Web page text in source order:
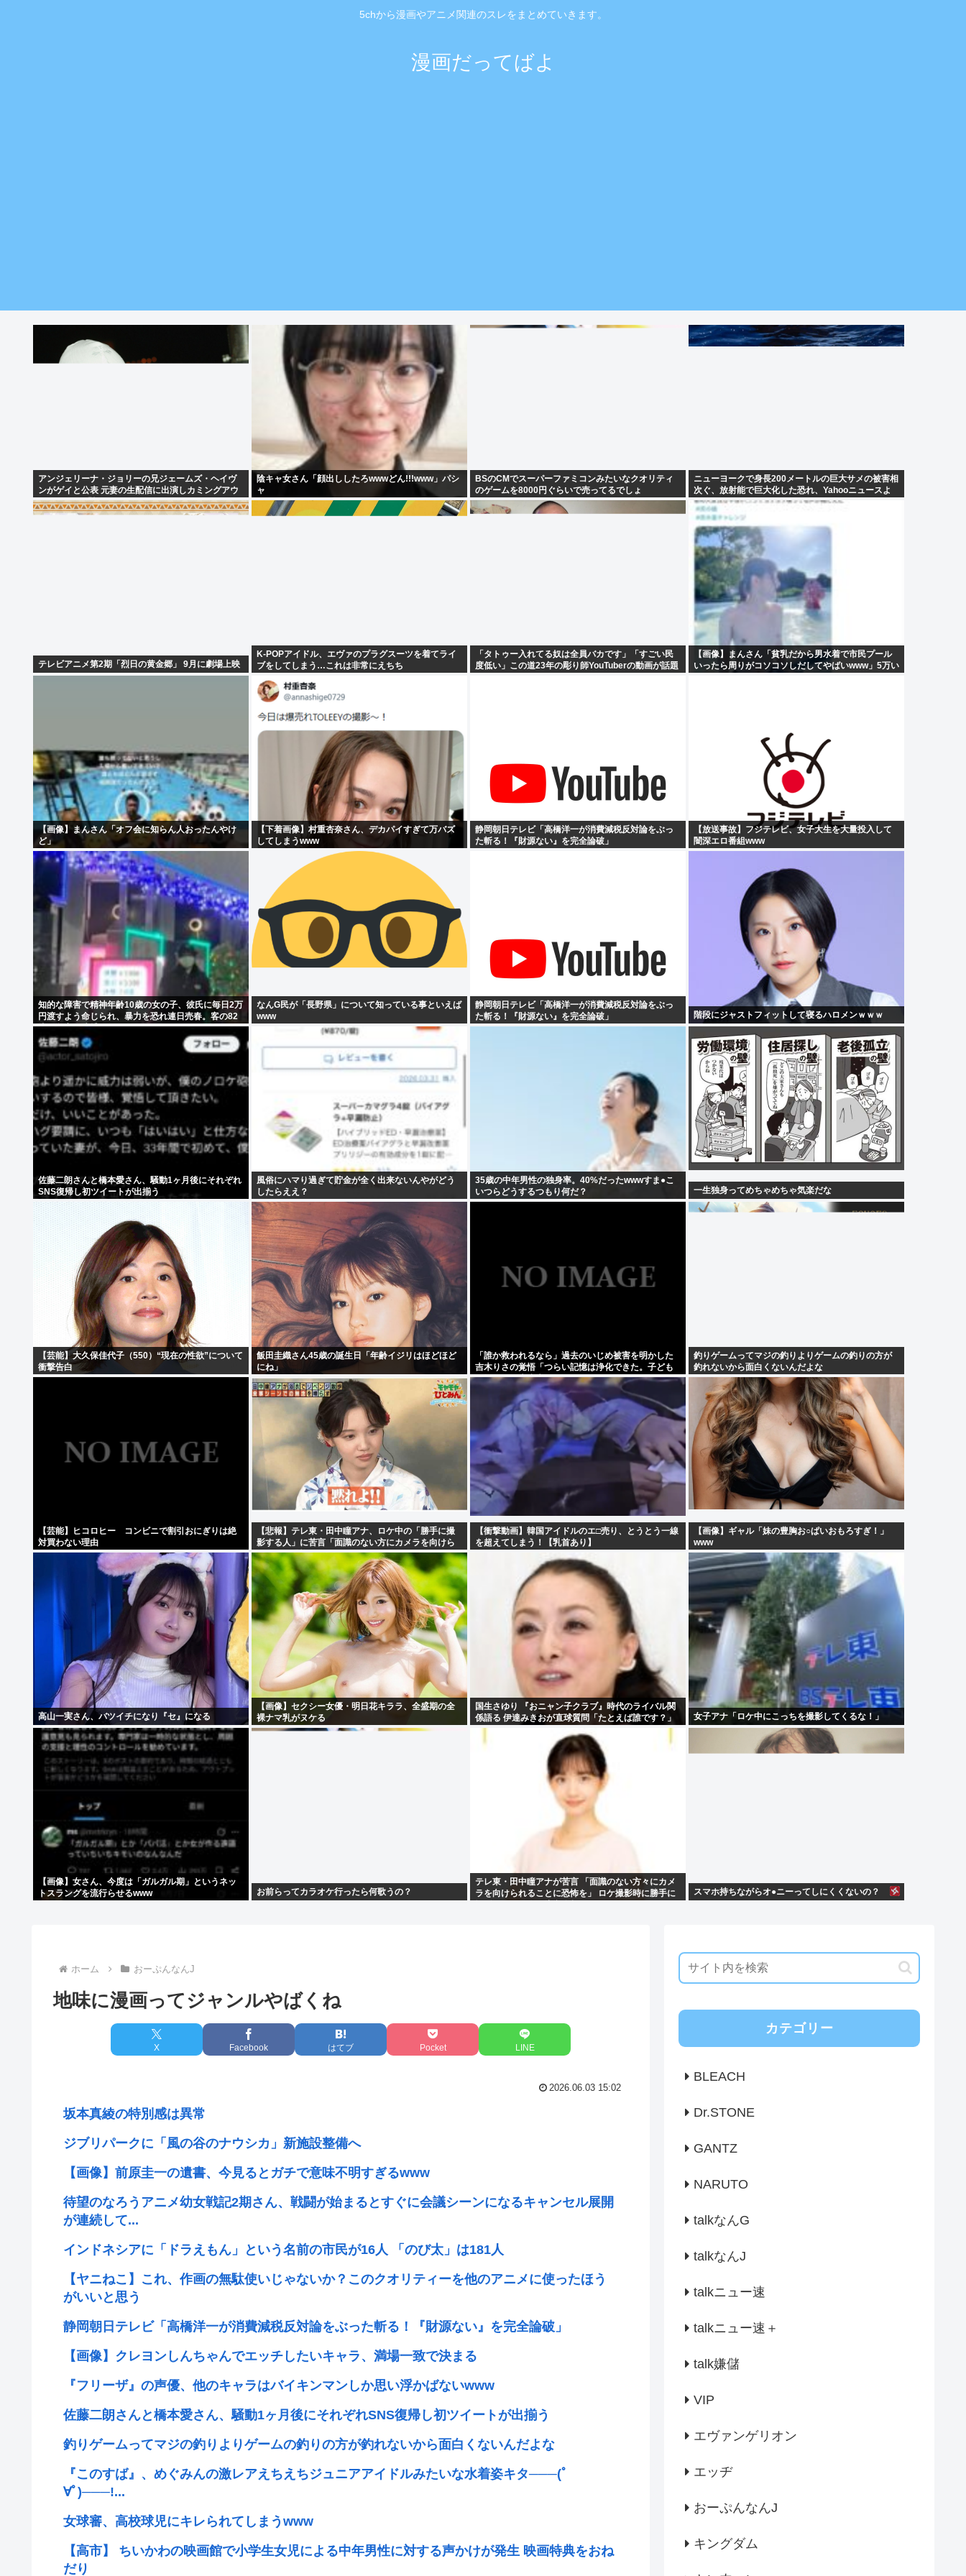
5chから漫画やアニメ関連のスレをまとめていきます。
漫画だってばよ
アンジェリーナ・ジョリーの兄ジェームズ・ヘイヴ
ンがゲイと公表 元妻の生配信に出演しカミングアウ
ト ヤフコメ「顔見ればわかる」
陰キャ女さん「顔出ししたろwwwどん!!!www」パシ
ャ
BSのCMでスーパーファミコンみたいなクオリティ
のゲームを8000円ぐらいで売ってるでしょ
ニューヨークで身長200メートルの巨大サメの被害相
次ぐ、放射能で巨大化した恐れ、Yahooニュースよ
り
テレビアニメ第2期「烈日の黄金郷」 9月に劇場上映
K-POPアイドル、エヴァのプラグスーツを着てライ
ブをしてしまう…これは非常にえちち
「タトゥー入れてる奴は全員バカです」「すごい民
度低い」この道23年の彫り師YouTuberの動画が話題
【画像】まんさん「貧乳だから男水着で市民プール
いったら周りがコソコソしだしてやばいwww」5万い
【画像】まんさん「オフ会に知らん人おったんやけ
ど」
【下着画像】村重杏奈さん、デカパイすぎて万バズ
してしまうwww
静岡朝日テレビ「高橋洋一が消費減税反対論をぶっ
た斬る！『財源ない』を完全論破」
【放送事故】フジテレビ、女子大生を大量投入して
闇深エロ番組www
知的な障害で精神年齢10歳の女の子、彼氏に毎日2万
円渡すよう命じられ、暴力を恐れ連日売春。客の82
歳を殺害し逮捕
なんG民が「長野県」について知っている事といえば
www
静岡朝日テレビ「高橋洋一が消費減税反対論をぶっ
た斬る！『財源ない』を完全論破」
階段にジャストフィットして寝るハロメンｗｗｗ
佐藤二朗さんと橋本愛さん、騒動1ヶ月後にそれぞれ
SNS復帰し初ツイートが出揃う
風俗にハマり過ぎて貯金が全く出来ないんやがどう
したらええ？
35歳の中年男性の独身率。40%だったwwwすま●こ
いつらどうするつもり何だ？
一生独身ってめちゃめちゃ気楽だな
【芸能】大久保佳代子（550）“現在の性欲”について
衝撃告白
飯田圭織さん45歳の誕生日「年齢イジリはほどほど
にね」
「誰か救われるなら」過去のいじめ被害を明かした
吉木りさの覚悟「つらい記憶は浄化できた。子ども
が知っても大丈夫」
釣りゲームってマジの釣りよりゲームの釣りの方が
釣れないから面白くないんだよな
【芸能】ヒコロヒー コンビニで割引おにぎりは絶
対買わない理由
【悲報】テレ東・田中瞳アナ、ロケ中の「勝手に撮
影する人」に苦言「面識のない方にカメラを向けら
れるのは恐怖」
【衝撃動画】韓国アイドルのエ□売り、とうとう一線
を超えてしまう！【乳首あり】
【画像】ギャル「妹の豊胸お○ぱいおもろすぎ！」
www
高山一実さん、バツイチになり『セ』になる
【画像】セクシー女優・明日花キララ、全盛期の全
裸ナマ乳がヌケる
国生さゆり 『おニャン子クラブ』時代のライバル関
係語る 伊達みきおが直球質問「たとえば誰です？」
女子アナ「ロケ中にこっちを撮影してくるな！」
【画像】女さん、今度は「ガルガル期」というネッ
トスラングを流行らせるwww
お前らってカラオケ行ったら何歌うの？
テレ東・田中瞳アナが苦言 「面識のない方々にカメ
ラを向けられることに恐怖を」 ロケ撮影時に勝手に
スマホ持ちながらオ●ニーってしにくくないの？
ホーム おーぷんなんJ
地味に漫画ってジャンルやばくね
X Facebook はてブ Pocket LINE
2026.06.03 15:02
坂本真綾の特別感は異常
ジブリパークに「風の谷のナウシカ」新施設整備へ
【画像】前原圭一の遺書、今見るとガチで意味不明すぎるwww
待望のなろうアニメ幼女戦記2期さん、戦闘が始まるとすぐに会議シーンになるキャンセル展開
が連続して...
インドネシアに「ドラえもん」という名前の市民が16人 「のび太」は181人
【ヤニねこ】これ、作画の無駄使いじゃないか？このクオリティーを他のアニメに使ったほう
がいいと思う
静岡朝日テレビ「高橋洋一が消費減税反対論をぶった斬る！『財源ない』を完全論破」
【画像】クレヨンしんちゃんでエッチしたいキャラ、満場一致で決まる
『フリーザ』の声優、他のキャラはバイキンマンしか思い浮かばないwww
佐藤二朗さんと橋本愛さん、騒動1ヶ月後にそれぞれSNS復帰し初ツイートが出揃う
釣りゲームってマジの釣りよりゲームの釣りの方が釣れないから面白くないんだよな
『このすば』、めぐみんの激レアえちえちジュニアアイドルみたいな水着姿キタ───(ﾟ
∀ﾟ)───!...
女球審、高校球児にキレられてしまうwww
【高市】 ちいかわの映画館で小学生女児による中年男性に対する声かけが発生 映画特典をおね
だり
カテゴリー
BLEACH
Dr.STONE
GANTZ
NARUTO
talkなんG
talkなんJ
talkニュー速
talkニュー速＋
talk嫌儲
VIP
エヴァンゲリオン
エッヂ
おーぷんなんJ
キングダム